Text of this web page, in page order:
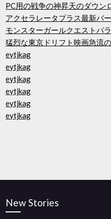
PC用の戦争の神昇天のダウン
アクセラレータプラス最新バ
モンスターガールクエストパ
猛烈な東京ドリフト映画急流
eytjkag
eytjkag
eytjkag
eytjkag
eytjkag
eytjkag
New Stories